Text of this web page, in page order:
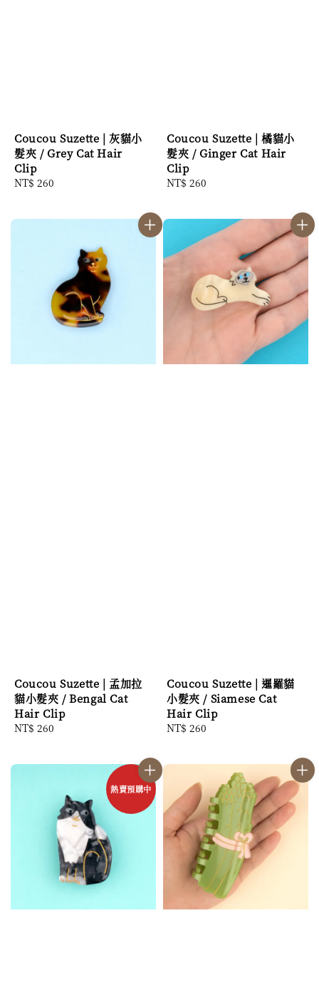
Coucou Suzette | 灰貓小
髮夾 / Grey Cat Hair
Clip
Regular
NT$ 260
Coucou Suzette | 橘貓小
髮夾 / Ginger Cat Hair
Clip
Regular
NT$ 260
Coucou Suzette | 孟加拉
貓小髮夾 / Bengal Cat
Hair Clip
Regular
NT$ 260
Coucou Suzette | 暹羅貓
小髮夾 / Siamese Cat
Hair Clip
Regular
NT$ 260
熱賣預購中